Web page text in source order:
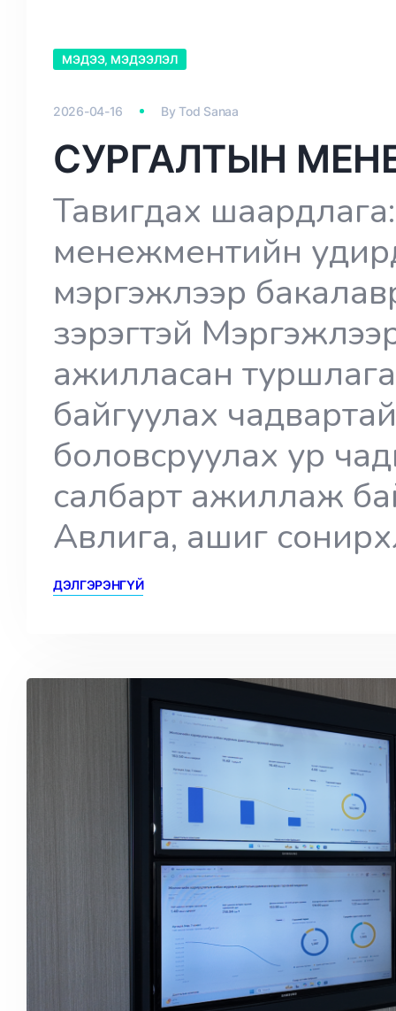
МЭДЭЭ, МЭДЭЭЛЭЛ
2026-04-16 ByTod Sanaa
СУРГАЛТЫН
Тавигдах
менежментийн
мэргэжлээр
зэрэгтэй
ажилласан
байгуулах
боловсруулах ур
салбарт ажиллаж
Авлига, ашиг
ДЭЛГЭРЭНГҮЙ